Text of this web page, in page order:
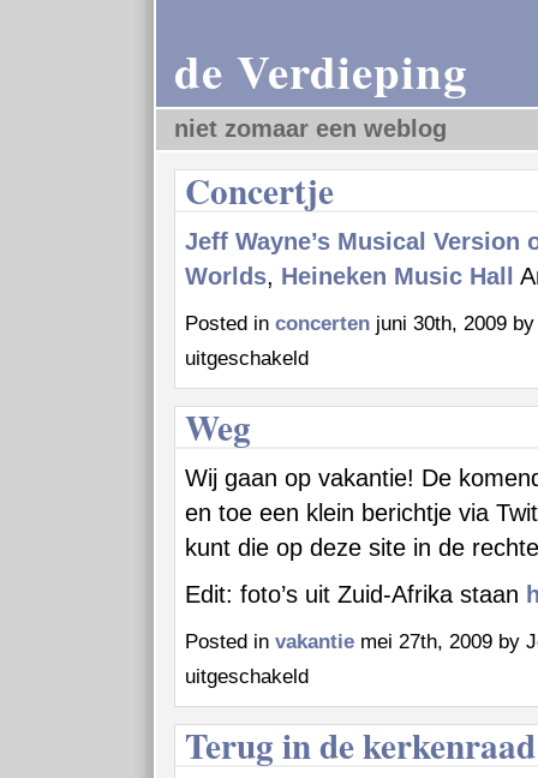
de Verdieping
niet zomaar een weblog
Concertje
Jeff Wayne’s Musical Version
Worlds, Heineken Music Hall
Posted in concerten juni 30th, 2009
uitgeschakeldvoor
Weg
Wij gaan op vakantie! De
en toe een klein berichtje via
kunt die op deze site in de
Edit: foto’s uit Zuid-Afrika staan
Posted in vakantie mei 27th, 2009 by
uitgeschakeldvoor
Terug in de kerkenraad